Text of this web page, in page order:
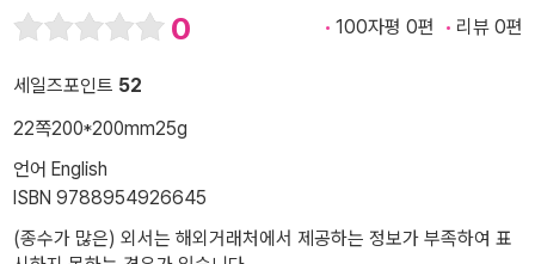
0 100자평 0편 리뷰 0편
세일즈포인트 52
22쪽200*200mm25g
언어 English
ISBN 9788954926645
(종수가 많은) 외서는 해외거래처에서 제공하는 정보가 부족하여 표